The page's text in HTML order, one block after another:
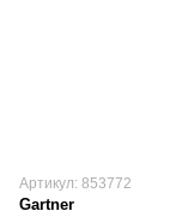
Артикул: 853772
Gartner